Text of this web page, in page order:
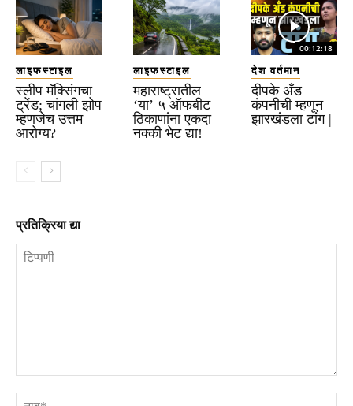
लाइफस्टाइल
स्लीप मॅक्सिंगचा
ट्रेंड; चांगली झोप
म्हणजेच उत्तम
आरोग्य?
लाइफस्टाइल
महाराष्ट्रातील
‘या’ ५ ऑफबीट
ठिकाणांना एकदा
नक्की भेट द्या!
00:12:18
देश वर्तमान
दीपके अँड
कंपनीची म्हणून
झारखंडला टांग |
प्रतिक्रिया द्या